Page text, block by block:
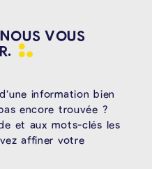
VOUS
information bien
encore trouvée ?
et aux mots-clés les
affiner votre